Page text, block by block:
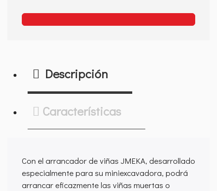
Descripción
Características
Con el arrancador de viñas JMEKA, desarrollado
especialmente para su miniexcavadora, podrá
arrancar eficazmente las viñas muertas o